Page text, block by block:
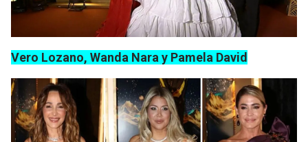
Vero Lozano, Wanda Nara y Pamela David